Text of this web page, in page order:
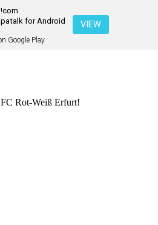
for Android
Google Play
VIEW
Rot-Weiß Erfurt!